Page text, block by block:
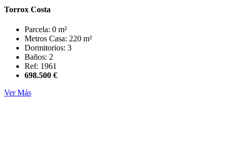
Torrox Costa
Parcela: 0 m²
Metros Casa: 220 m²
Dormitorios: 3
Baños: 2
Ref: 1961
698.500 €
Ver Más